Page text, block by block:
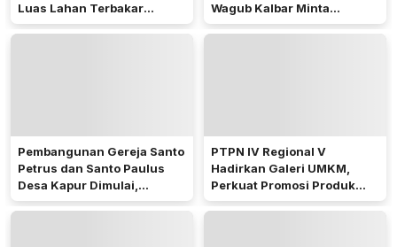
Luas Lahan Terbakar
Peringkat Keempat
Wagub Kalbar Minta
Pengerukan Diprioritaskan
Pembangunan Gereja Santo
Petrus dan Santo Paulus
Desa Kapur Dimulai,
Pemkab Kubu Raya Siapkan
PTPN IV Regional V
Hadirkan Galeri UMKM,
Perkuat Promosi Produk
Mitra Binaan Melalui Inovasi